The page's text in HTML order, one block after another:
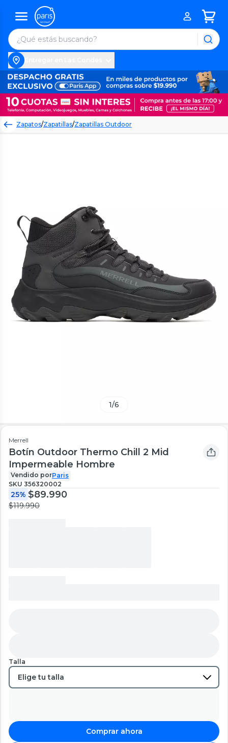
Zapatos/Zapatillas/Zapatillas Outdoor
1/6
Merrell
Botín Outdoor Thermo Chill 2 Mid
Impermeable Hombre
Vendido porParis
SKU 356320002
25% $89.990
$119.990
Talla
Comprar ahora